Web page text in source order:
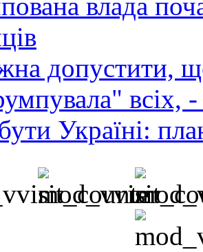
допустити,
всіх,
Україні: